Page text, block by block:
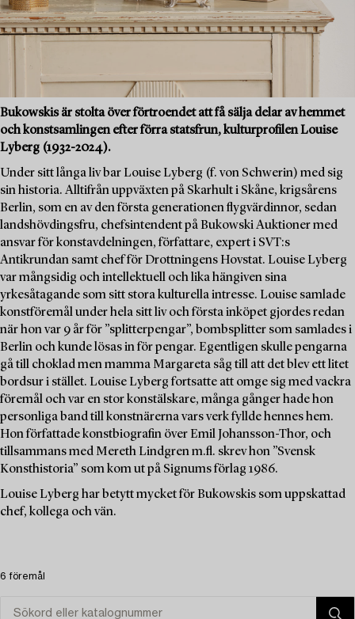
Bukowskis är stolta över förtroendet att få sälja delar av hemmet
och konstsamlingen efter förra statsfrun, kulturprofilen Louise
Lyberg (1932-2024).
Under sitt långa liv bar Louise Lyberg (f. von Schwerin) med sig
sin historia. Alltifrån uppväxten på Skarhult i Skåne, krigsårens
Berlin, som en av den första generationen flygvärdinnor, sedan
landshövdingsfru, chefsintendent på Bukowski Auktioner med
ansvar för konstavdelningen, författare, expert i SVT:s
Antikrundan samt chef för Drottningens Hovstat. Louise Lyberg
var mångsidig och intellektuell och lika hängiven sina
yrkesåtagande som sitt stora kulturella intresse. Louise samlade
konstföremål under hela sitt liv och första inköpet gjordes redan
när hon var 9 år för ”splitterpengar”, bombsplitter som samlades i
Berlin och kunde lösas in för pengar. Egentligen skulle pengarna
gå till choklad men mamma Margareta såg till att det blev ett litet
bordsur i stället. Louise Lyberg fortsatte att omge sig med vackra
föremål och var en stor konstälskare, många gånger hade hon
personliga band till konstnärerna vars verk fyllde hennes hem.
Hon författade konstbiografin över Emil Johansson-Thor, och
tillsammans med Mereth Lindgren m.fl. skrev hon ”Svensk
Konsthistoria” som kom ut på Signums förlag 1986.
Louise Lyberg har betytt mycket för Bukowskis som uppskattad
chef, kollega och vän.
6 föremål